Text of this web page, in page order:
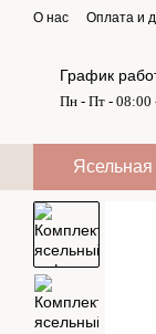
Перейти к
О нас Оплата и
График
Пн - Пт - 08:00